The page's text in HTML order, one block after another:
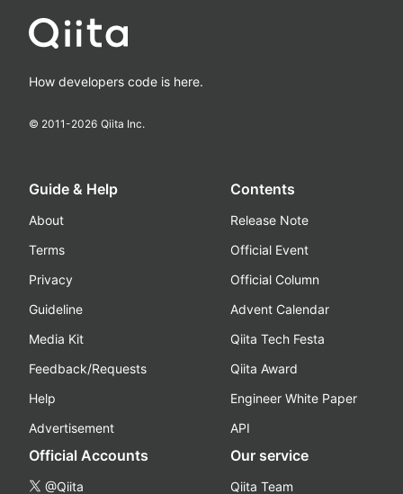
How developers code is here.
© 2011-2026 Qiita Inc.
Guide & Help
About
Terms
Privacy
Guideline
Media Kit
Feedback/Requests
Help
Advertisement
Contents
Release Note
Official Event
Official Column
Advent Calendar
Qiita Tech Festa
Qiita Award
Engineer White Paper
API
Official Accounts
@Qiita
Our service
Qiita Team